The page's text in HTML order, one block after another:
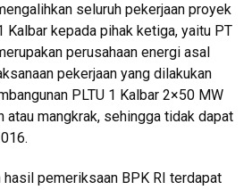
seluruh pekerjaan proyek
Kalbar kepada pihak ketiga, yaitu PT
perusahaan energi asal
pekerjaan yang dilakukan
PLTU 1 Kalbar 2×50 MW
atau mangkrak, sehingga tidak dapat
hasil pemeriksaan BPK RI terdapat